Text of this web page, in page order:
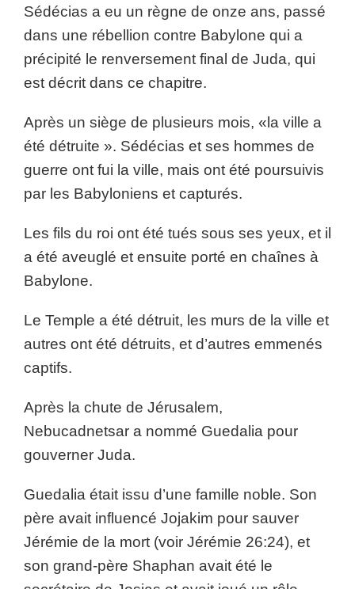
Sédécias a eu un règne de onze ans, passé
dans une rébellion contre Babylone qui a
précipité le renversement final de Juda, qui
est décrit dans ce chapitre.
Après un siège de plusieurs mois, «la ville a
été détruite ». Sédécias et ses hommes de
guerre ont fui la ville, mais ont été poursuivis
par les Babyloniens et capturés.
Les fils du roi ont été tués sous ses yeux, et il
a été aveuglé et ensuite porté en chaînes à
Babylone.
Le Temple a été détruit, les murs de la ville et
autres ont été détruits, et d’autres emmenés
captifs.
Après la chute de Jérusalem,
Nebucadnetsar a nommé Guedalia pour
gouverner Juda.
Guedalia était issu d’une famille noble. Son
père avait influencé Jojakim pour sauver
Jérémie de la mort (voir Jérémie 26:24), et
son grand-père Shaphan avait été le